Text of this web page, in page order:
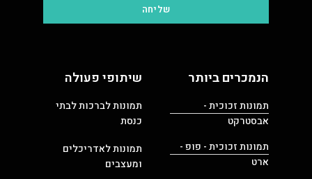
שליחה
הנמכרים ביותר
תמונות זכוכית -
אבסטרקט
תמונות זכוכית - פופ -
ארט
שיתופי פעולה
תמונות לברכות לבתי
כנסת
תמונות לאדריכלים
ומעצבים